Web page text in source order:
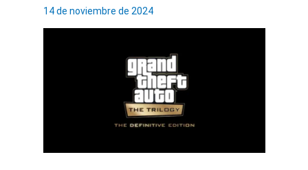
14 de noviembre de 2024